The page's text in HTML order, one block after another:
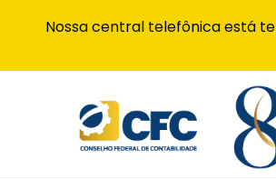
Nossa central telefônica está